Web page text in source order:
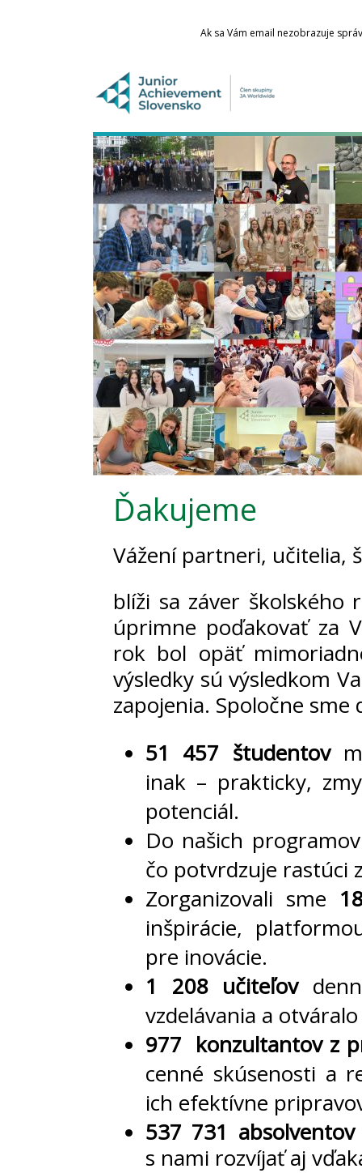
Ak sa Vám email nezobrazuje
Ďakujeme
Vážení partneri, učitelia,
blíži sa záver školského
úprimne poďakovať za
rok bol opäť
výsledky sú výsledkom
zapojenia. Spoločne
51 457 študentov
inak – prakticky,
potenciál.
Do našich
čo potvrdzuje rastúci
Zorganizovali sme
inšpirácie,
pre inovácie.
1 208 učiteľov
vzdelávania a
977 konzultantov z
cenné skúsenosti a
ich efektívne
537 731 absolventov
s nami rozvíjať aj